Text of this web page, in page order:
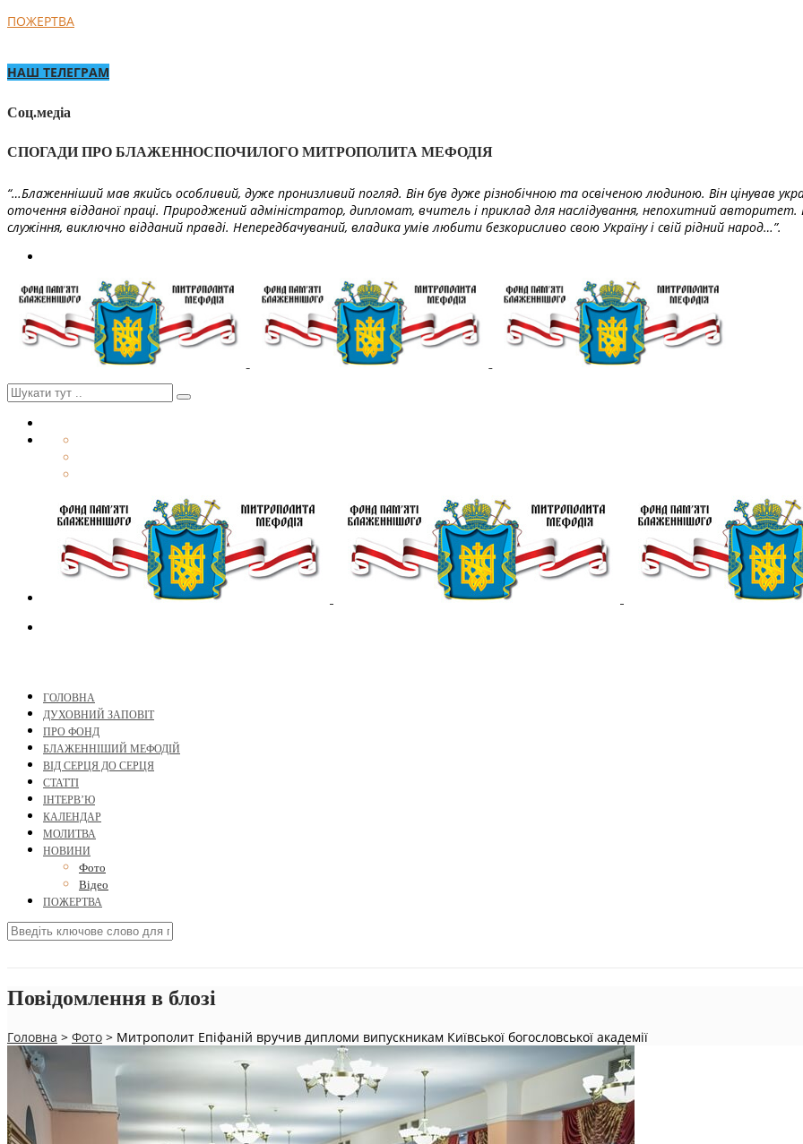
ПОЖЕРТВА
НАШ ТЕЛЕГРАМ
Соц.медіа
СПОГАДИ ПРО БЛАЖЕННОСПОЧИЛОГО МИТРОПОЛИТА МЕФОДІЯ
“…Блаженніший мав якийсь особливий, дуже пронизливий погляд. Він був дуже різнобічною та освіченою людиною. Він цінував
оточення відданої праці. Природжений адміністратор, дипломат, вчитель і приклад для наслідування, непохитний
служіння, виключно відданий правді. Непередбачуваний, владика умів любити безкорисливо свою Україну і свій рідний народ…”.
ГОЛОВНА
ДУХОВНИЙ ЗАПОВІТ
ПРО ФОНД
БЛАЖЕННІШИЙ МЕФОДІЙ
ВІД СЕРЦЯ ДО СЕРЦЯ
СТАТТІ
ІНТЕРВ’Ю
КАЛЕНДАР
МОЛИТВА
НОВИНИ
Фото
Відео
ПОЖЕРТВА
Повідомлення в блозі
Головна > Фото > Митрополит Епіфаній вручив дипломи випускникам Київської богословської академії